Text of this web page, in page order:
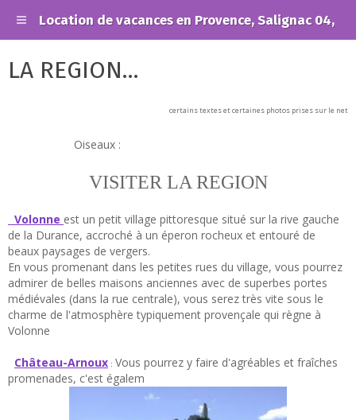
Location de vacances en Provence, Salignac 04,
LA REGION...
certains textes et certaines photos prises sur le net
Oiseaux :
VISITER LA REGION
Volonne est un petit village pittoresque situé sur la rive gauche
de la Durance, accroché à un éperon rocheux et entouré de
beaux paysages de vergers.
En vous promenant dans les petites rues du village, vous pourrez
admirer de belles maisons anciennes avec de superbes portes
médiévales (dans la rue centrale), vous serez très vite sous le
charme de l'atmosphère typiquement provençale qui règne à
Volonne
Château-Arnoux : Vous pourrez y faire d'agréables et fraîches
promenades, c'est égalem